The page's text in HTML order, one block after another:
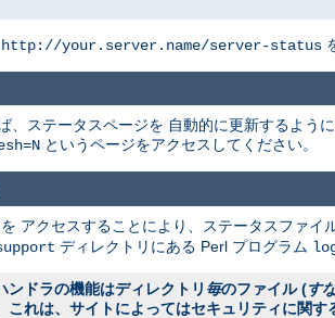
http://your.server.name/server-status
、ステータスページを 自動的に更新するよう
というページをアクセスしてください。
を アクセスすることにより、ステータスファ
ディレクトリにある Perl プログラム
ドラの機能はディレクトリ 毎のファイル (す
れは、サイトによってはセキュリティに関す